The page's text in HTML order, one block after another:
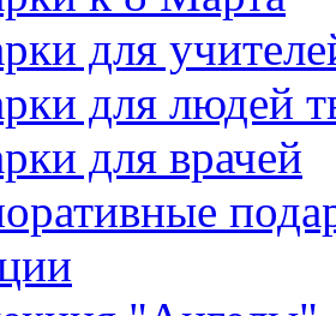
для
для людей
для врачей